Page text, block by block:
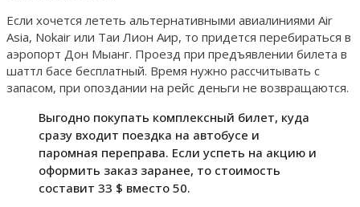
Если хочется лететь альтернативными авиалиниями Air
Asia, Nokair или Таи Лион Аир, то придется перебираться в
аэропорт Дон Мыанг. Проезд при предъявлении билета в
шаттл басе бесплатный. Время нужно рассчитывать с
запасом, при опоздании на рейс деньги не возвращаются.
Выгодно покупать комплексный билет, куда
сразу входит поездка на автобусе и
паромная переправа. Если успеть на акцию и
оформить заказ заранее, то стоимость
составит 33 $ вместо 50.